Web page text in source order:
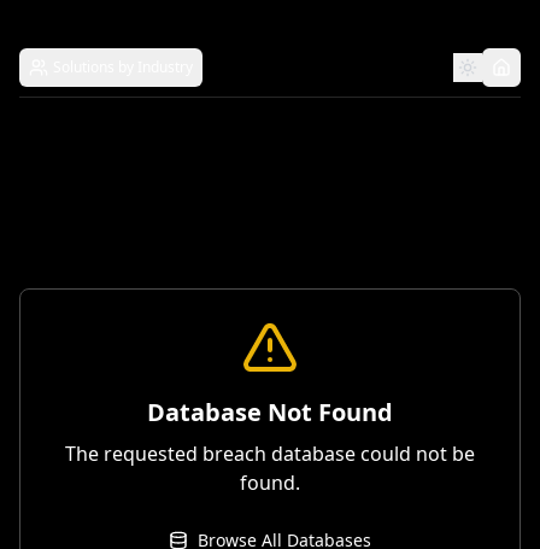
Database Not Found
The requested breach database could not be
found.
Browse All Databases